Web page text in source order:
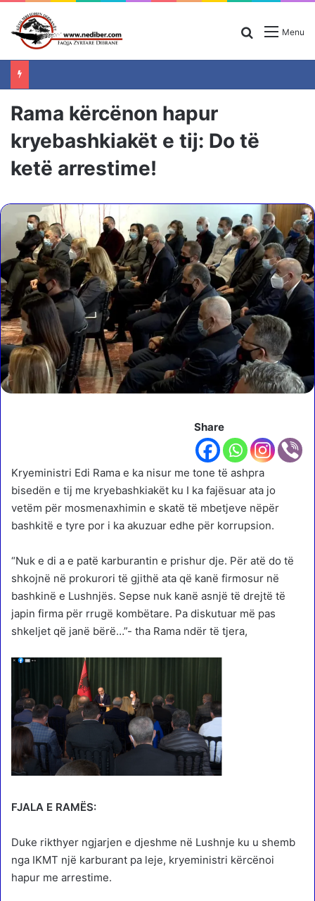
Menu
Search for
Rama kërcënon hapur
kryebashkiakët e tij: Do të
ketë arrestime!
Share
Kryeministri Edi Rama e ka nisur me tone të ashpra
bisedën e tij me kryebashkiakët ku I ka fajësuar ata jo
vetëm për mosmenaxhimin e skatë të mbetjeve nëpër
bashkitë e tyre por i ka akuzuar edhe për korrupsion.
“Nuk e di a e patë karburantin e prishur dje. Për atë do të
shkojnë në prokurori të gjithë ata që kanë firmosur në
bashkinë e Lushnjës. Sepse nuk kanë asnjë të drejtë të
japin firma për rrugë kombëtare. Pa diskutuar më pas
shkeljet që janë bërë…”- tha Rama ndër të tjera,
FJALA E RAMËS:
Duke rikthyer ngjarjen e djeshme në Lushnje ku u shemb
nga IKMT një karburant pa leje, kryeministri kërcënoi
hapur me arrestime.